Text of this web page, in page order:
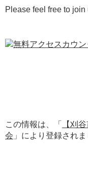
Please feel free to join
この情報は、「
【刈
会 」により登録されま